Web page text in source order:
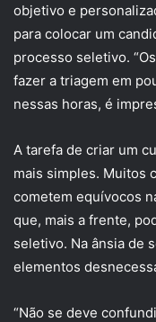
objetivo e
para colocar um
processo seletivo.
fazer a triagem em
nessas horas, é
A tarefa de criar um
mais simples. Muitos
cometem equívocos
que, mais a frente,
seletivo. Na ânsia de
elementos
“Não se deve